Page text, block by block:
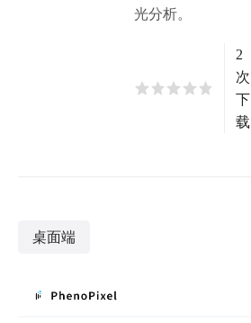
光分析。
2
次
下
载
桌面端